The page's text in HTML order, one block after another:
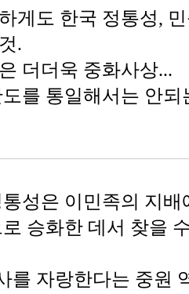
게도 한국 정통성,
.
더더욱 중화사상...
를 통일해서는 안되
성은 이민족의 지배
승화한 데서 찾을
를 자랑한다는 중원